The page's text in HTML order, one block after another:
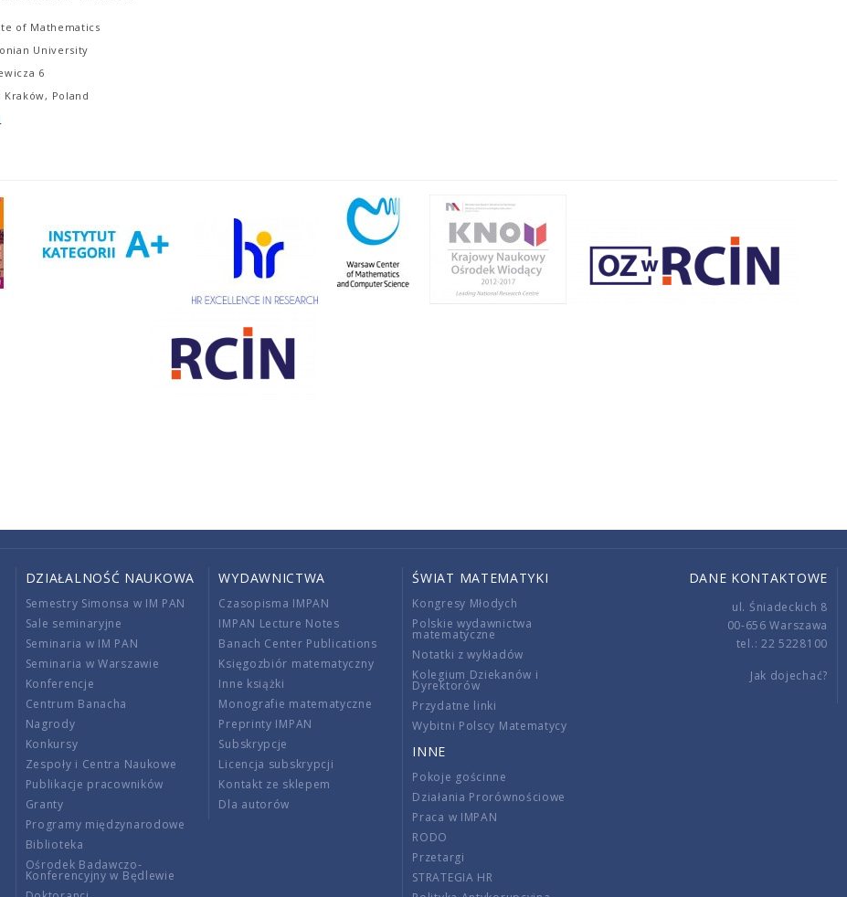
of Mathematics
University
6
Kraków, Poland
DZIAŁALNOŚĆ NAUKOWA
Semestry Simonsa w IM PAN
Sale seminaryjne
Seminaria w IM PAN
Seminaria w Warszawie
Konferencje
Centrum Banacha
Nagrody
Konkursy
Zespoły i Centra Naukowe
Publikacje pracowników
Granty
Programy międzynarodowe
Biblioteka
Ośrodek Badawczo-
Konferencyjny w Będlewie
WYDAWNICTWA
Czasopisma IMPAN
IMPAN Lecture Notes
Banach Center Publications
Księgozbiór matematyczny
Inne książki
Monografie matematyczne
Preprinty IMPAN
Subskrypcje
Licencja subskrypcji
Kontakt ze sklepem
Dla autorów
ŚWIAT MATEMATYKI
Kongresy Młodych
Polskie wydawnictwa
matematyczne
Notatki z wykładów
Kolegium Dziekanów i
Dyrektorów
Przydatne linki
Wybitni Polscy Matematycy
INNE
Pokoje gościnne
Działania Prorównościowe
Praca w IMPAN
RODO
Przetargi
STRATEGIA HR
DANE KONTAKTOWE
ul. Śniadeckich 8
00-656 Warszawa
tel.: 22 5228100
Jak dojechać?